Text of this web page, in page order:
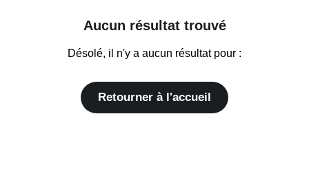
Aucun résultat trouvé
Désolé, il n'y a aucun résultat pour :
Retourner à l'accueil